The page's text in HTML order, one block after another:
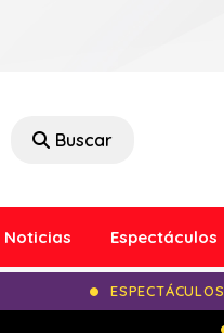
Buscar
Noticias Espectáculos
ESPECTÁCULOS